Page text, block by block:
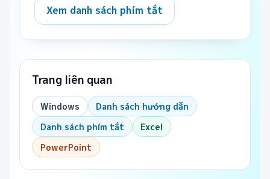
Xem danh sách phím tắt
Trang liên quan
Windows
Danh sách hướng dẫn
Danh sách phím tắt
Excel
PowerPoint